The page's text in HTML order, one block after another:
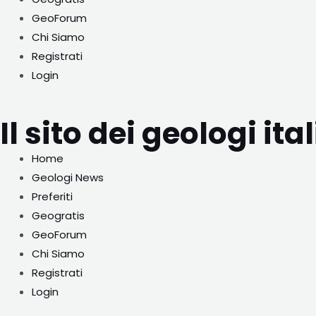
GeoForum
Chi Siamo
Registrati
Login
Il sito dei geologi
Home
Geologi News
Preferiti
Geogratis
GeoForum
Chi Siamo
Registrati
Login